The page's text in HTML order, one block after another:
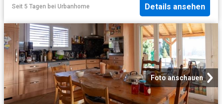
Seit 5 Tagen bei Urbanhome Details ansehen
Foto anschauen